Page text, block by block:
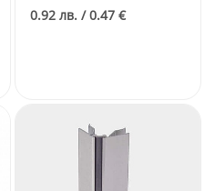
0.92 лв. / 0.47 €